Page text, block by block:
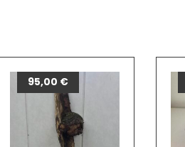
95,00 €